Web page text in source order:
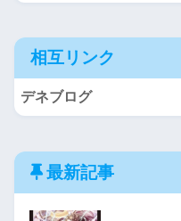
相互リンク
デネブログ
最新記事